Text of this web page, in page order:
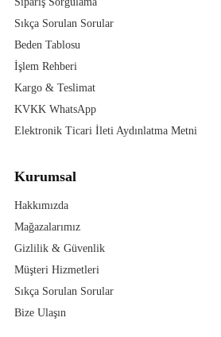
Sıkça Sorulan Sorular
Beden Tablosu
İşlem Rehberi
Kargo & Teslimat
KVKK WhatsApp
Elektronik Ticari İleti Aydınlatma Metni
Kurumsal
Hakkımızda
Mağazalarımız
Gizlilik & Güvenlik
Müşteri Hizmetleri
Sıkça Sorulan Sorular
Bize Ulaşın